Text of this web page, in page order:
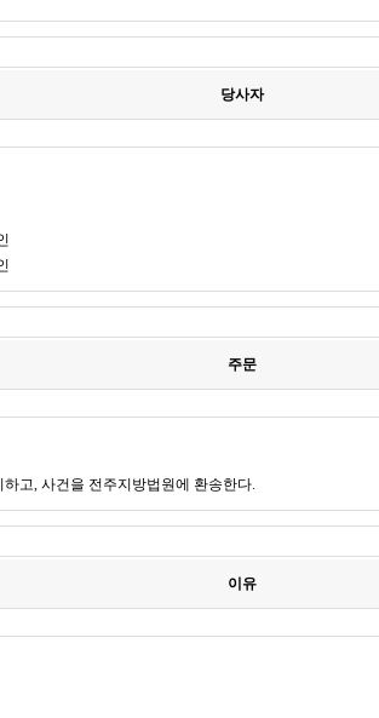
당사자
주문
고, 사건을 전주지방법원에 환송한다.
이유